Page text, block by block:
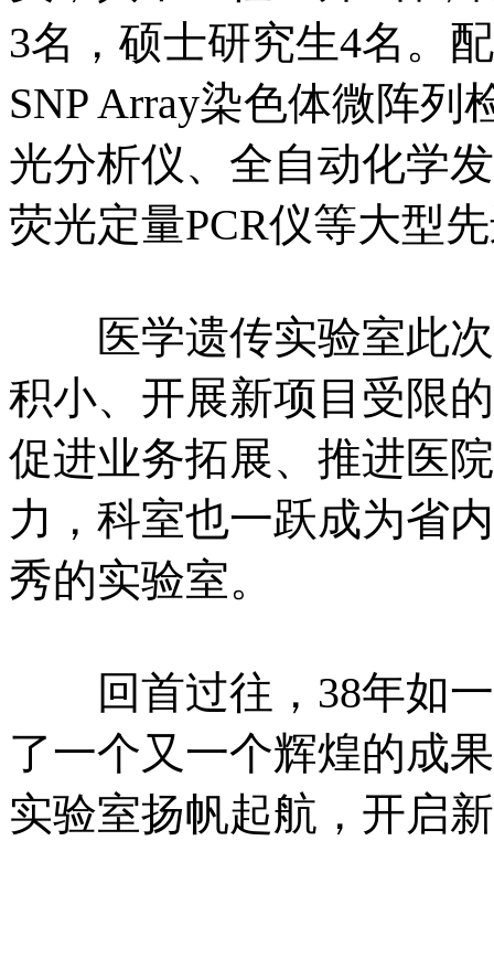
3名，硕士研究生4名。
SNP Array染色体微阵
光分析仪、全自动化学
荧光定量PCR仪等大型
医学遗传实验室此次
积小、开展新项目受限
促进业务拓展、推进医
力，科室也一跃成为省
秀的实验室。
回首过往，38年如
了一个又一个辉煌的成
实验室扬帆起航，开启